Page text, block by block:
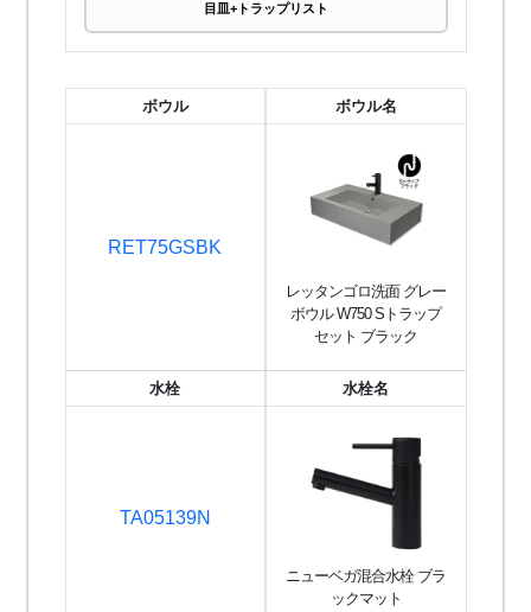
目皿+トラップリスト
ボウル
RET75GSBK
ボウル名
レッタンゴロ洗面 グレー
ボウル W750 Sトラップ
セット ブラック
水栓
TA05139N
水栓名
ニューベガ混合水栓 ブラ
ックマット